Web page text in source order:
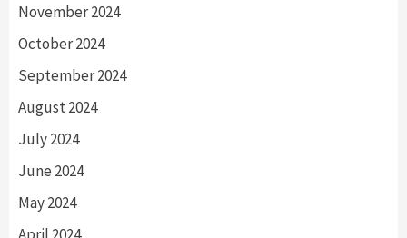
November 2024
October 2024
September 2024
August 2024
July 2024
June 2024
May 2024